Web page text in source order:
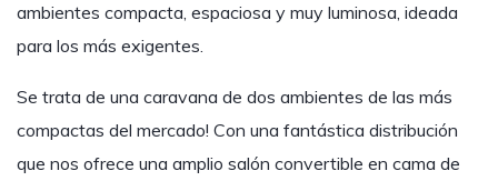
ambientes compacta, espaciosa y muy luminosa, ideada
para los más exigentes.
Se trata de una caravana de dos ambientes de las más
compactas del mercado! Con una fantástica distribución
que nos ofrece una amplio salón convertible en cama de